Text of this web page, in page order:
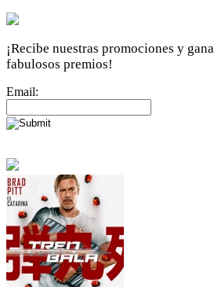
¡Recibe nuestras promociones y gana
fabulosos premios!
Email: